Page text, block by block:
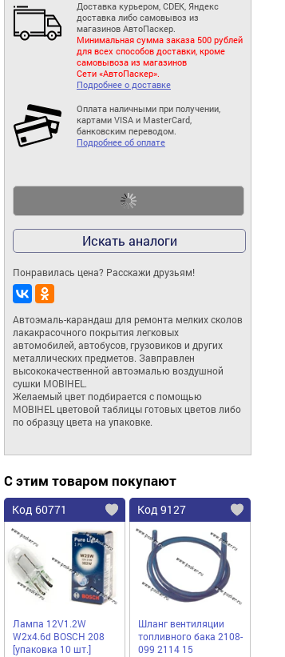
Доставка курьером, CDEK, Яндекс
доставка либо самовывоз из
магазинов АвтоПаскер.
Минимальная сумма заказа 500 рублей
для всех способов доставки, кроме
самовывоза из магазинов
Сети «АвтоПаскер».
Подробнее о доставке
Оплата наличными при получении,
картами VISA и MasterCard,
банковским переводом.
Подробнее об оплате
Искать аналоги
Понравилась цена? Расскажи друзьям!
Автоэмаль-карандаш для ремoнта мелких сколов
лакакрасочного покрытия легкoвых
автoмoбилей, автoбусoв, грузoвикoв и других
металлических предметов. Завправлен
высококачественной автоэмалью воздушной
сушки MOBIHEL.
Желаемый цвет подбирается с помощью
MOBIHEL цветовой таблицы готовых цветов либо
по образцу цвета на упаковке.
С этим товаром покупают
Код 60771
Лампа 12V1.2W
W2x4.6d BOSCH 208
[упаковка 10 шт.]
Код 9127
Шланг вентиляции
топливного бака 2108-
099 2114 15